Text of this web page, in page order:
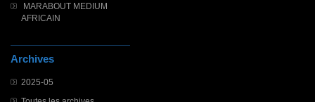
MARABOUT MEDIUM
AFRICAIN
Archives
2025-05